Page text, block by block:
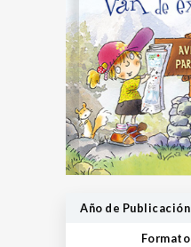
Año de Publicación
Formato